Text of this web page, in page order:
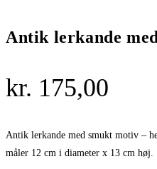
Antik lerkande
kr. 175,00
Antik lerkande med smukt motiv –
måler 12 cm i diameter x 13 cm høj.